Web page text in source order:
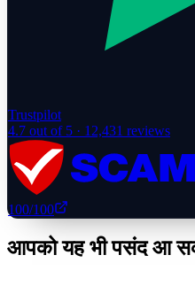
Trustpilot
4.7 out of 5 · 12,431 reviews
100/100
आपको यह भी पसंद आ